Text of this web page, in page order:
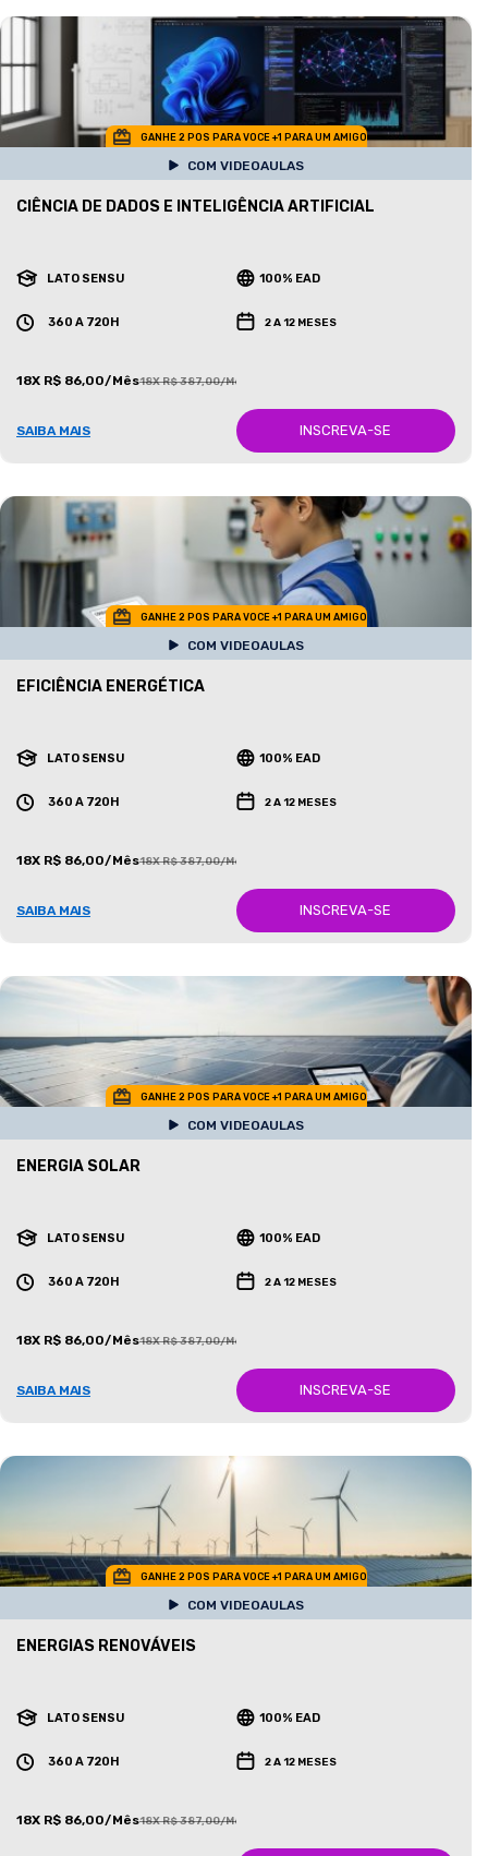
GANHE 2 POS PARA VOCE +1 PARA UM AMIGO
COM VIDEOAULAS
CIÊNCIA DE DADOS E INTELIGÊNCIA ARTIFICIAL
LATO SENSU 100% EAD
360 A 720H 2 A 12 MESES
18X R$ 86,00/Mês18X R$ 387,00/Mês
SAIBA MAIS INSCREVA-SE
GANHE 2 POS PARA VOCE +1 PARA UM AMIGO
COM VIDEOAULAS
EFICIÊNCIA ENERGÉTICA
LATO SENSU 100% EAD
360 A 720H 2 A 12 MESES
18X R$ 86,00/Mês18X R$ 387,00/Mês
SAIBA MAIS INSCREVA-SE
GANHE 2 POS PARA VOCE +1 PARA UM AMIGO
COM VIDEOAULAS
ENERGIA SOLAR
LATO SENSU 100% EAD
360 A 720H 2 A 12 MESES
18X R$ 86,00/Mês18X R$ 387,00/Mês
SAIBA MAIS INSCREVA-SE
GANHE 2 POS PARA VOCE +1 PARA UM AMIGO
COM VIDEOAULAS
ENERGIAS RENOVÁVEIS
LATO SENSU 100% EAD
360 A 720H 2 A 12 MESES
18X R$ 86,00/Mês18X R$ 387,00/Mês